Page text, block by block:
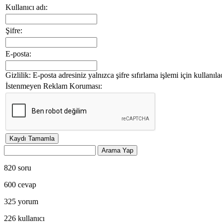
Kullanıcı adı:
Şifre:
E-posta:
Gizlilik: E-posta adresiniz yalnızca şifre sıfırlama işlemi için
İstenmeyen Reklam Koruması:
820 soru
600 cevap
325 yorum
226 kullanıcı